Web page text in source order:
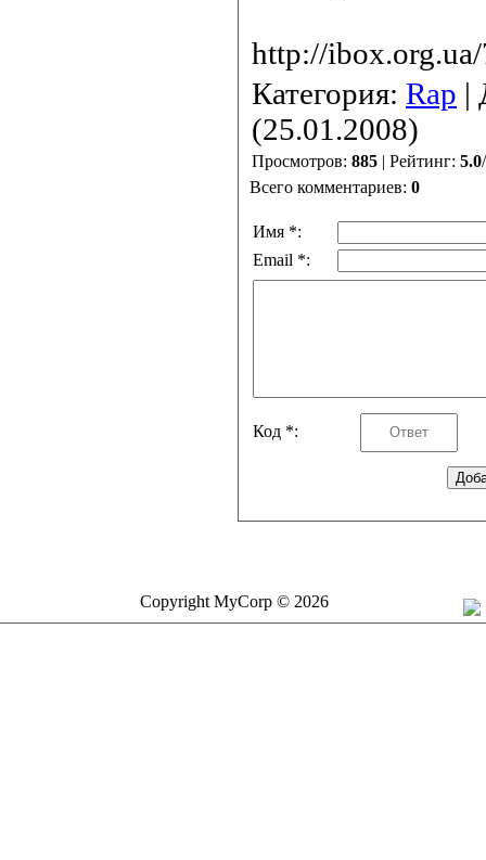
http://
Категория: Rap |
(25.01.2008)
Просмотров: 885 | Рейтинг: 5.0/
Всего комментариев: 0
Имя *:
Email *:
Код *:
Copyright MyCorp © 2026